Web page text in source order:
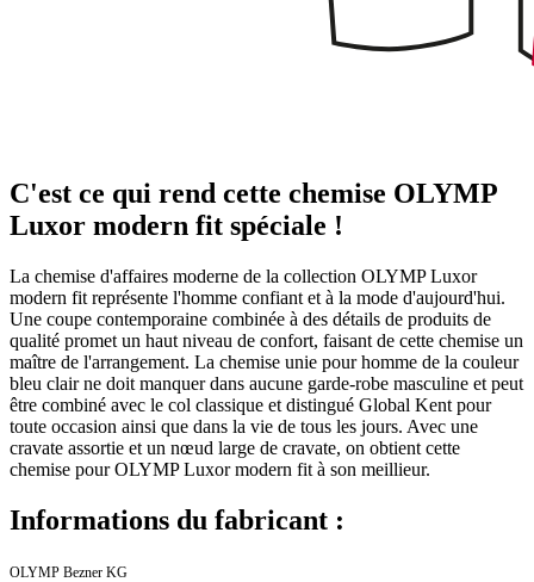
C'est ce qui rend cette chemise OLYMP
Luxor modern fit spéciale !
La chemise d'affaires moderne de la collection OLYMP Luxor
modern fit représente l'homme confiant et à la mode d'aujourd'hui.
Une coupe contemporaine combinée à des détails de produits de
qualité promet un haut niveau de confort, faisant de cette chemise un
maître de l'arrangement. La chemise unie pour homme de la couleur
bleu clair ne doit manquer dans aucune garde-robe masculine et peut
être combiné avec le col classique et distingué Global Kent pour
toute occasion ainsi que dans la vie de tous les jours. Avec une
cravate assortie et un nœud large de cravate, on obtient cette
chemise pour OLYMP Luxor modern fit à son meillieur.
Informations du fabricant :
OLYMP Bezner KG